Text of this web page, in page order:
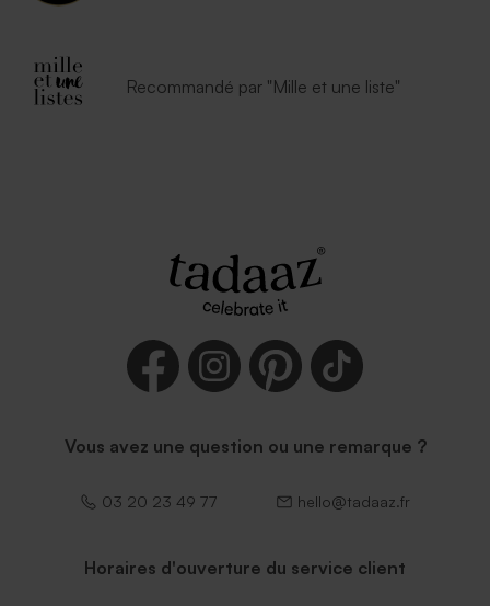
Recommandé par "Mille et une liste"
Vous avez une question ou une remarque ?
03 20 23 49 77 hello@tadaaz.fr
Horaires d'ouverture du service client